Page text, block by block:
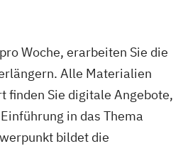
Woche, erarbeiten Sie die
Alle Materialien
finden Sie digitale Angebote,
in das Thema
bildet die